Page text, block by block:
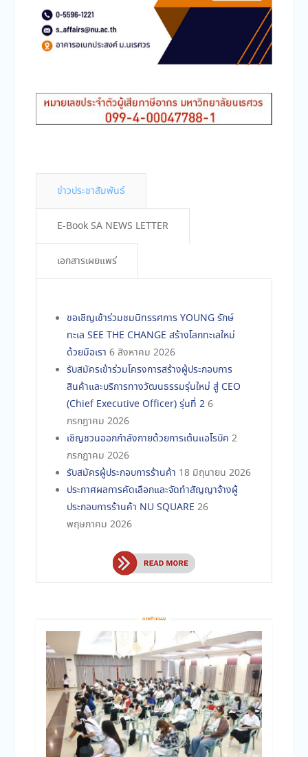
ข่าวประชาสัมพันธ์
E-Book SA NEWS LETTER
เอกสารเผยแพร่
ขอเชิญเข้าร่วมชมนิทรรศการ YOUNG รักษ์
ทะเล SEE THE CHANGE สร้างโลกทะเลใหม่
ด้วยมือเรา 6 สิงหาคม 2026
รับสมัครเข้าร่วมโครงการสร้างผู้ประกอบการ
สินค้าและบริการทางวัฒนธรรมรุ่นใหม่ สู่ CEO
(Chief Executive Officer) รุ่นที่ 26
กรกฎาคม 2026
เชิญชวนออกกำลังกายด้วยการเต้นแอโรบิค 2
กรกฎาคม 2026
รับสมัครผู้ประกอบการร้านค้า 18 มิถุนายน 2026
ประกาศผลการคัดเลือกและจัดทำสัญญาจ้างผู้
ประกอบการร้านค้า NU SQUARE 26
พฤษภาคม 2026
กิจกรรมแลกเปลี่ยนเรียนรู้ KM แนวทางการ
ปฏิบัติงานดูแลองค์กรกิจกรรมนิสิตส่วนกลาง19
กันยายน 2025